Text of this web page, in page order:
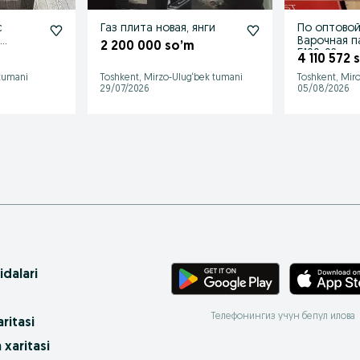
Газ плита новая, янги
2 200 000 so’m
Toshkent, Mirzo-Ulug‘bek tumani
29/07/2026
По
Варочная
5100-02
4 110 572
Toshkent,
05/08/2026
xaritasi
Телефонингиз учун бепул илова